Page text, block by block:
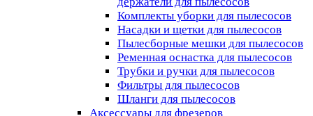
Комплекты уборки для пылесосов
Насадки и щетки для пылесосов
Пылесборные мешки для пылесосов
Ременная оснастка для пылесосов
Трубки и ручки для пылесосов
Фильтры для пылесосов
Шланги для пылесосов
Аксессуары для фрезеров